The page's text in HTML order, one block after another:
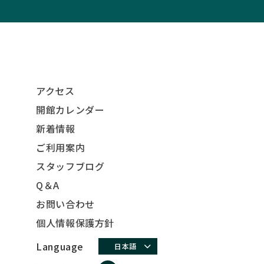
アクセス
開館カレンダー
新着情報
ご利用案内
スタッフブログ
Q＆A
お問い合わせ
個人情報保護方針
Language
日本語